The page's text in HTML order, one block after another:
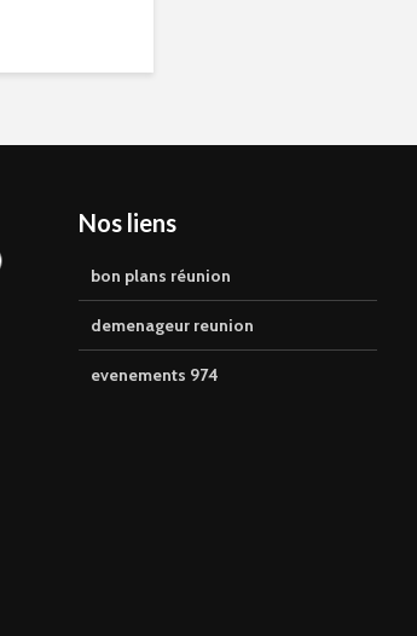
Nos liens
bon plans réunion
demenageur reunion
evenements 974